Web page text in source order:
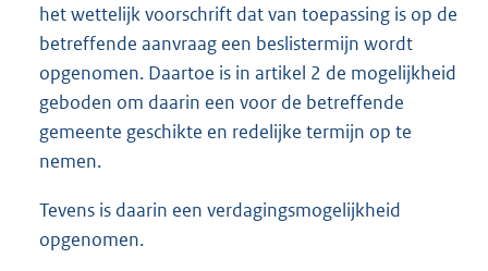
het wettelijk voorschrift dat van toepassing is op de
betreffende aanvraag een beslistermijn wordt
opgenomen. Daartoe is in artikel 2 de mogelijkheid
geboden om daarin een voor de betreffende
gemeente geschikte en redelijke termijn op te
nemen.
Tevens is daarin een verdagingsmogelijkheid
opgenomen.